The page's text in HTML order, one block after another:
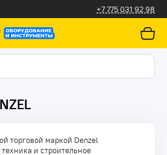
+7 775 031 92 98
торговой маркой Denzel
и строительное